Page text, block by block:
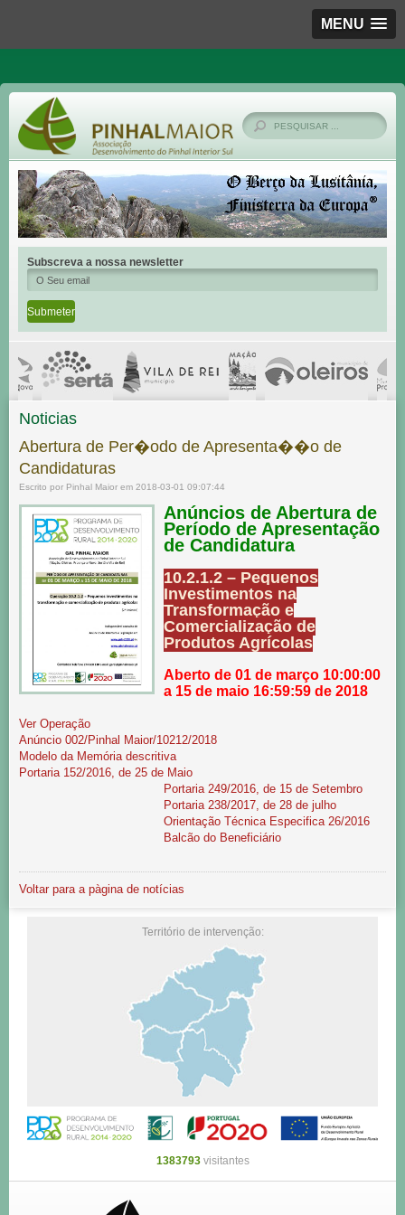
MENU
Subscreva a nossa newsletter
Noticias
Abertura de Per�odo de Apresenta��o de
Candidaturas
Escrito por Pinhal Maior em 2018-03-01 09:07:44
Anúncios de Abertura de
Período de Apresentação
de Candidatura
10.2.1.2 – Pequenos
Investimentos na
Transformação e
Comercialização de
Produtos Agrícolas
Aberto de 01 de março 10:00:00
a 15 de maio 16:59:59 de 2018
Ver Operação
Anúncio 002/Pinhal Maior/10212/2018
Modelo da Memória descritiva
Portaria 152/2016, de 25 de Maio
Portaria 249/2016, de 15 de Setembro
Portaria 238/2017, de 28 de julho
Orientação Técnica Especifica 26/2016
Balcão do Beneficiário
Voltar para a pàgina de notícias
Território de intervenção:
1383793visitantes